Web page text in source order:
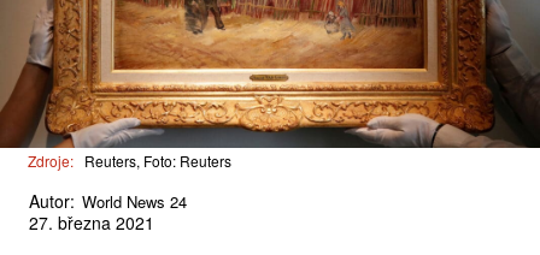
Zdroje: Reuters, Foto: Reuters
Autor: World News 24
27. března 2021